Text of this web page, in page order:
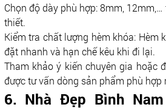
Chọn độ dày phù hợp: 8mm,
thiết.
Kiểm tra chất lượng hèm khóa: Hèm
đặt nhanh và hạn chế kêu khi đi lại.
Tham khảo ý kiến chuyên gia hoặc
được tư vấn dòng sản phẩm phù hợp
6. Nhà Đẹp Bình